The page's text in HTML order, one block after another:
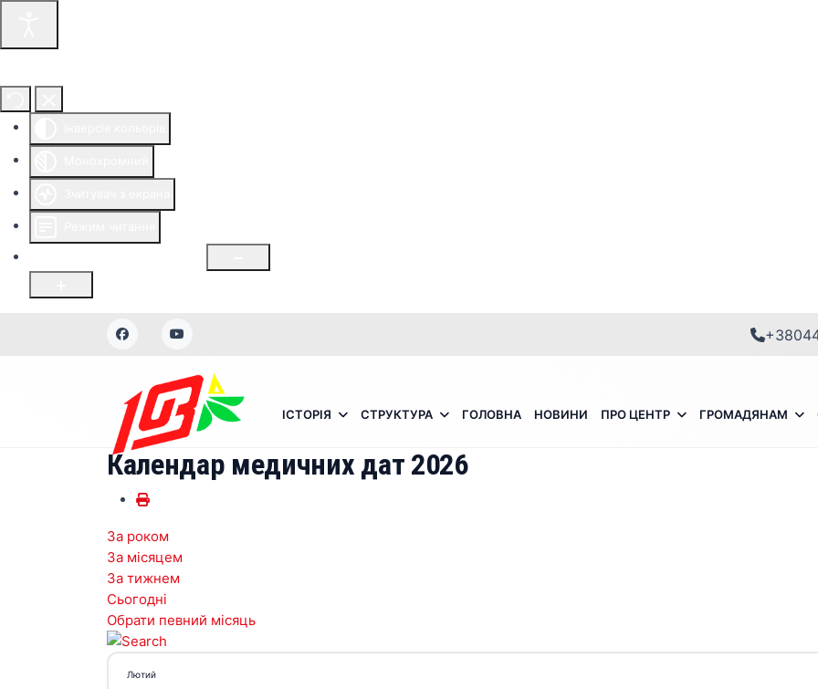
ІСТОРІЯ СТРУКТУРА ГОЛОВНА НОВИНИ ПРО ЦЕНТР ГРОМАДЯНАМ
Календар медичних дат 2026
За роком
За місяцем
За тижнем
Сьогодні
Обрати певний місяць